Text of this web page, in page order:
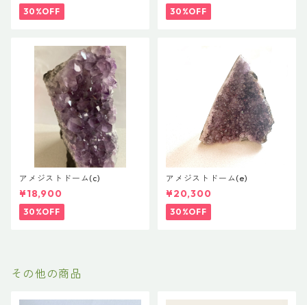
30%OFF 30%OFF
アメジストドーム(c)
¥18,900
30%OFF
アメジストドーム(e)
¥20,300
30%OFF
その他の商品